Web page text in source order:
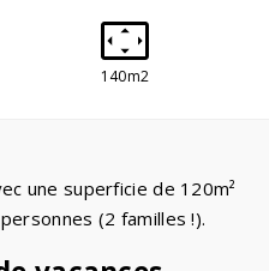
140m2
une superficie de 120m²
(2 familles !).